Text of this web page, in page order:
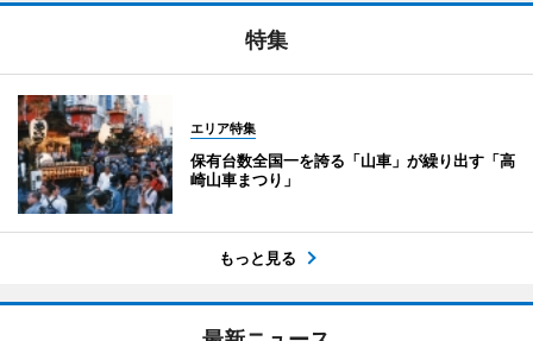
特集
エリア特集
保有台数全国一を誇る「山車」が繰り出す「高
崎山車まつり」
もっと見る